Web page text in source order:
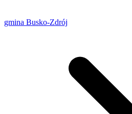
gmina Busko-Zdrój